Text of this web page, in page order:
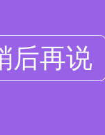
后再说